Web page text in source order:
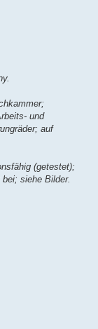
und
auf
(getestet);
siehe Bilder.